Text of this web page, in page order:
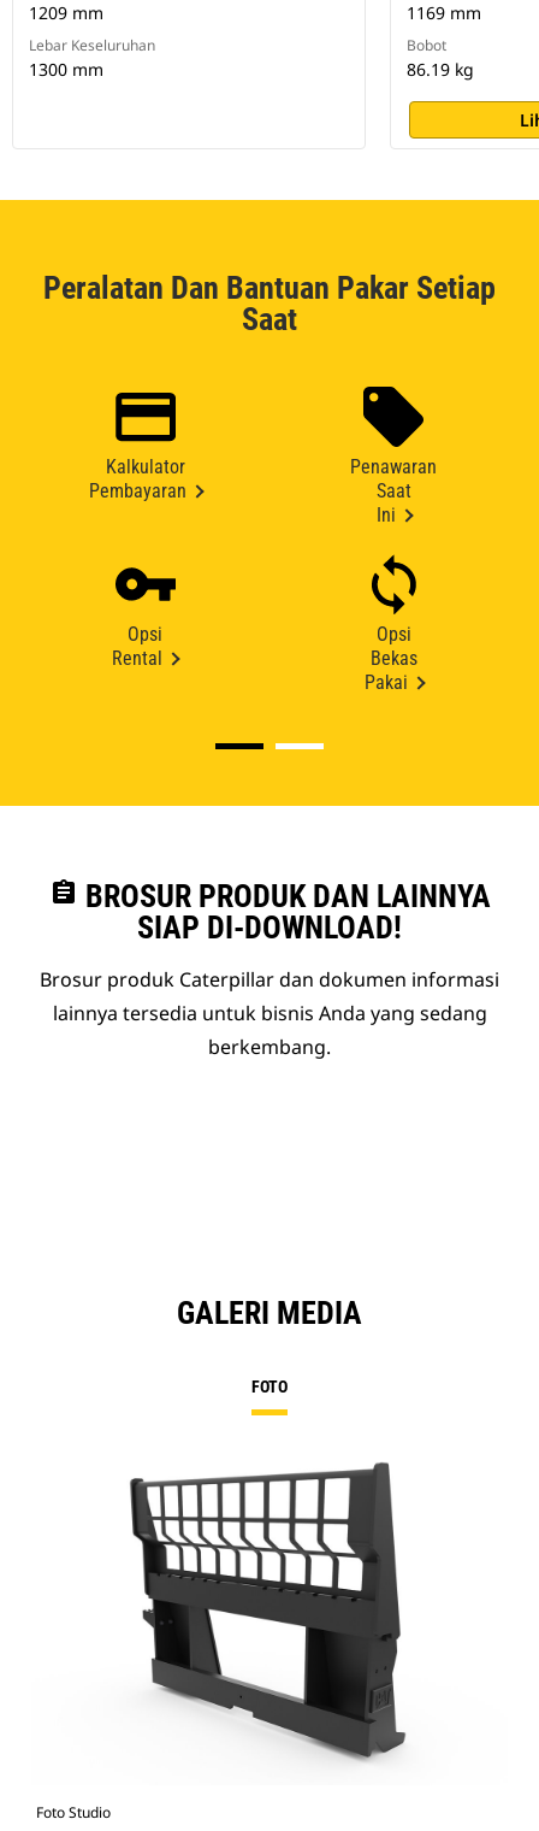
1209 mm
Lebar Keseluruhan
1300 mm
1169 mm
Bobot
86.19 kg
Peralatan Dan Bantuan Pakar Setiap
Saat
Kalkulator
Pembayaran
Penawaran
Saat
Ini
Opsi
Rental
Opsi
Bekas
Pakai
assignment BROSUR PRODUK DAN LAINNYA
SIAP DI-DOWNLOAD!
Brosur produk Caterpillar dan dokumen informasi
lainnya tersedia untuk bisnis Anda yang sedang
berkembang.
GALERI MEDIA
FOTO
Foto Studio